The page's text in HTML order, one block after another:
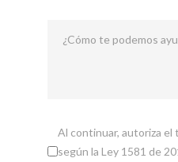
¿Cómo te podemos
Al continuar, autoriza
según la Ley 1581 de